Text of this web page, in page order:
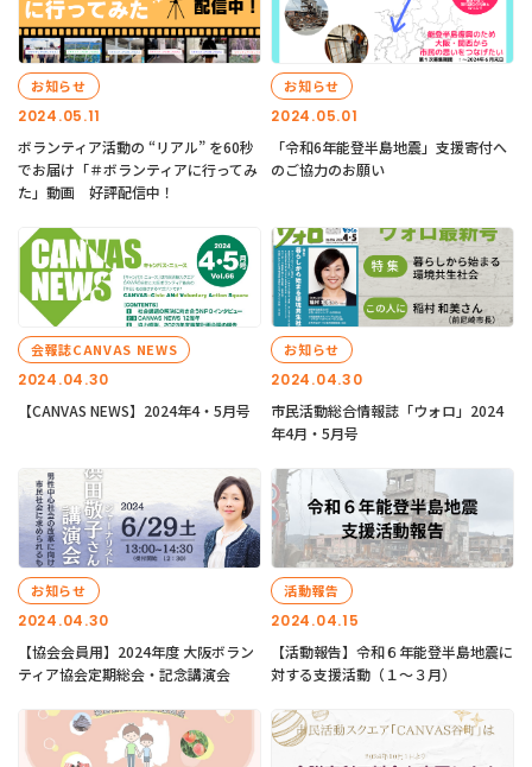
2024.05.11
お知らせ
ボランティア活動の “リアル” を60秒
でお届け「＃ボランティアに行ってみ
た」動画 好評配信中！
2024.05.01
お知らせ
「令和6年能登半島地震」支援寄付へ
のご協力のお願い
2024.04.30
会報誌CANVAS NEWS
【CANVAS NEWS】2024年4・5月号
2024.04.30
お知らせ
市民活動総合情報誌「ウォロ」2024
年4月・5月号
2024.04.30
お知らせ
【協会会員用】2024年度 大阪ボラン
ティア協会定期総会・記念講演会
2024.04.15
活動報告
【活動報告】令和６年能登半島地震に
対する支援活動（１〜３月）